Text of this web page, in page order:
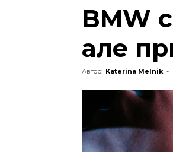
BMW
але
Автор: Katerina Melnik -